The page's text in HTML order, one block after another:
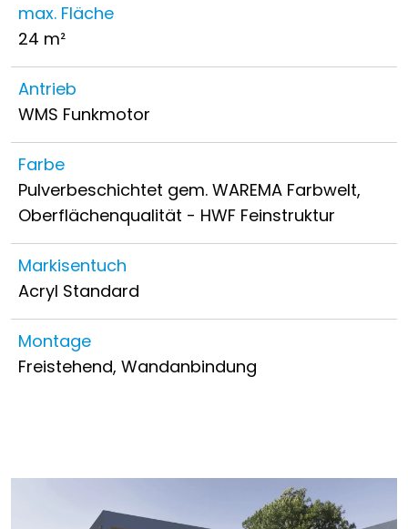
max. Fläche
24 m²
Antrieb
WMS Funkmotor
Farbe
Pulverbeschichtet gem. WAREMA Farbwelt,
Oberflächenqualität - HWF Feinstruktur
Markisentuch
Acryl Standard
Montage
Freistehend, Wandanbindung